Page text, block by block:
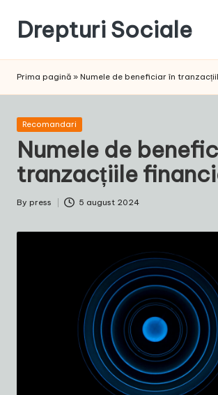
content
Drepturi Sociale
Sociale:
Ta,
Schimbarea
Noastră!
Prima pagină » Numele de beneficiar în
Posted
Recomandari
Numele de
tranzacțiile
Posted
By press 5 august 2024